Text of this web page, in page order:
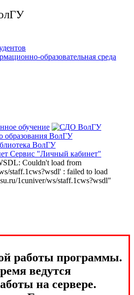
образовательная среда
обучение
образования ВолГУ
ВолГУ
Сервис "Личный кабинет"
Couldn't load from
staff.1cws?wsdl' : failed to load
1cuniver/ws/staff.1cws?wsdl"
работы программы.
ведутся
на сервере.